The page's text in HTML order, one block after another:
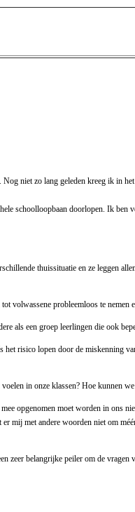
niet zo lang geleden kreeg ik in
schoolloopbaan doorlopen. Ik
thuissituatie en ze leggen
volwassene probleemloos te nemen
als een groep leerlingen die ook
risico lopen door de miskenning
in onze klassen? Hoe kunnen
opgenomen moet worden in ons
mij met andere woorden niet om
zeer belangrijke peiler om de